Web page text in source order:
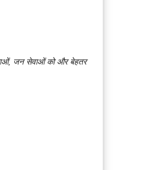
जन सेवाओं को और बेहतर